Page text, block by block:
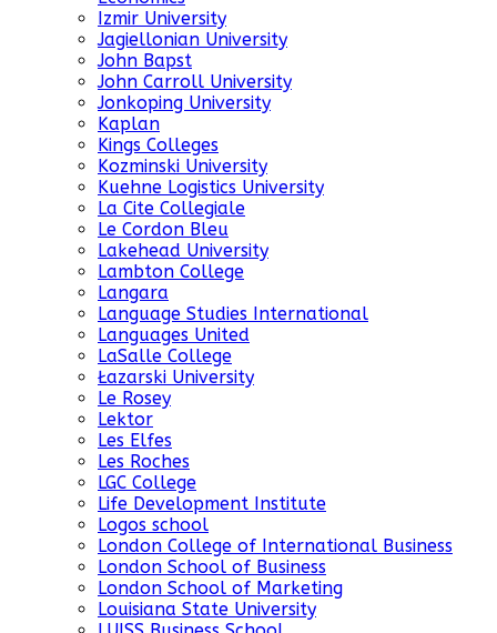
Izmir University
Jagiellonian University
John Bapst
John Carroll University
Jonkoping University
Kaplan
Kings Colleges
Kozminski University
Kuehne Logistics University
La Cite Collegiale
Le Cordon Bleu
Lakehead University
Lambton College
Langara
Language Studies International
Languages United
LaSalle College
Łazarski University
Le Rosey
Lektor
Les Elfes
Les Roches
LGC College
Life Development Institute
Logos school
London College of International Business
London School of Business
London School of Marketing
Louisiana State University